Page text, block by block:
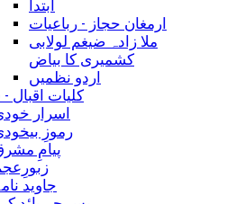
ابتدا
ارمغان حجاز - رباعیات
ملا زادہ ضیغم لولابی
کشمیری کا بیاض
اردو نظمیں
کلیات اقبال
اسرار
رموزِ
پیامِ
جاوید نامہ